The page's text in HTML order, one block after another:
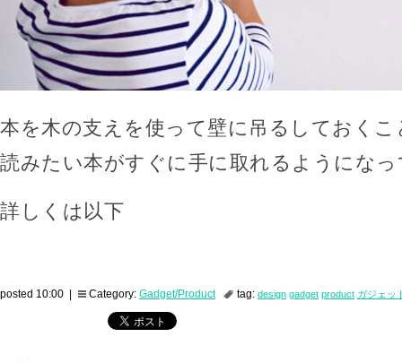
本を木の支えを使って壁に吊るしておく
読みたい本がすぐに手に取れるようにな
詳しくは以下
posted 10:00 | Category: Gadget/Product tag: design gadget product ガジェッ